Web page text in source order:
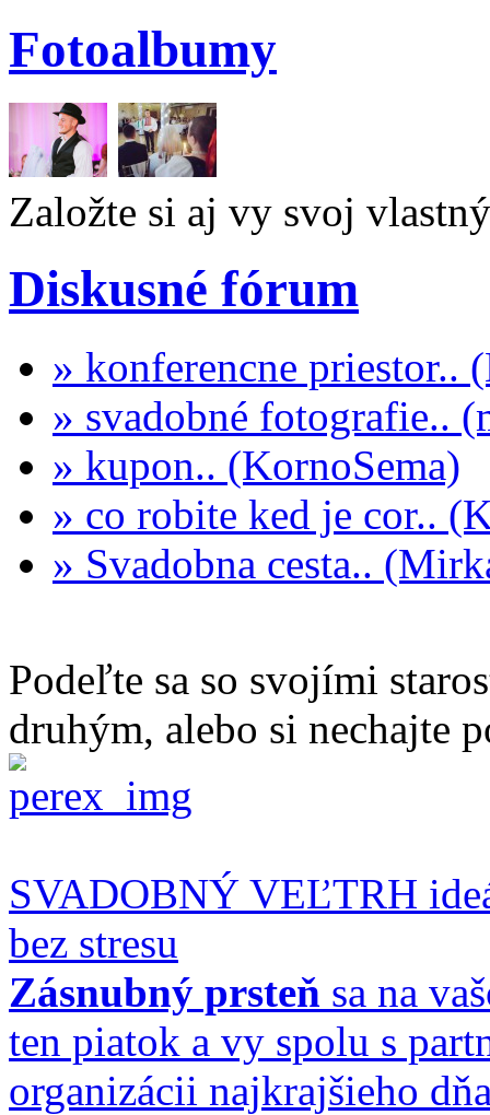
Fotoalbumy
Založte si aj vy svoj
Diskusné fórum
» konferencne priestor..
» svadobné fotografie..
» kupon.. (KornoSema)
» co robite ked je cor..
» Svadobna cesta..
Podeľte sa so svojími
druhým, alebo si nechajte
SVADOBNÝ VEĽTRH
bez stresu
Zásnubný prsteň sa na
ten piatok a vy spolu s
organizácii najkrajšieho